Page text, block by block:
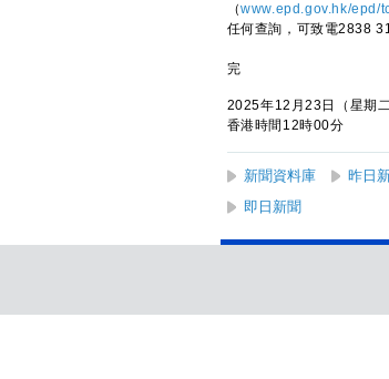
（www.epd.gov.hk/epd/
任何查詢，可致電2838
完
2025年12月23日（星期二
香港時間12時00分
新聞資料庫 昨日
即日新聞